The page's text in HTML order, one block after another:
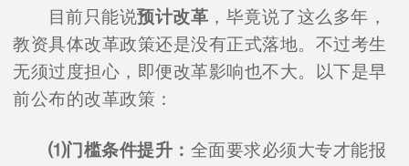
目前只能说预计改革 ，毕竟说了这么多年，
教资具体改革政策还是没有正式落地。不过考生
无须过度担心，即便改革影响也不大。以下是早
前公布的改革政策：
⑴门槛条件提升： 全面要求必须大专才能报